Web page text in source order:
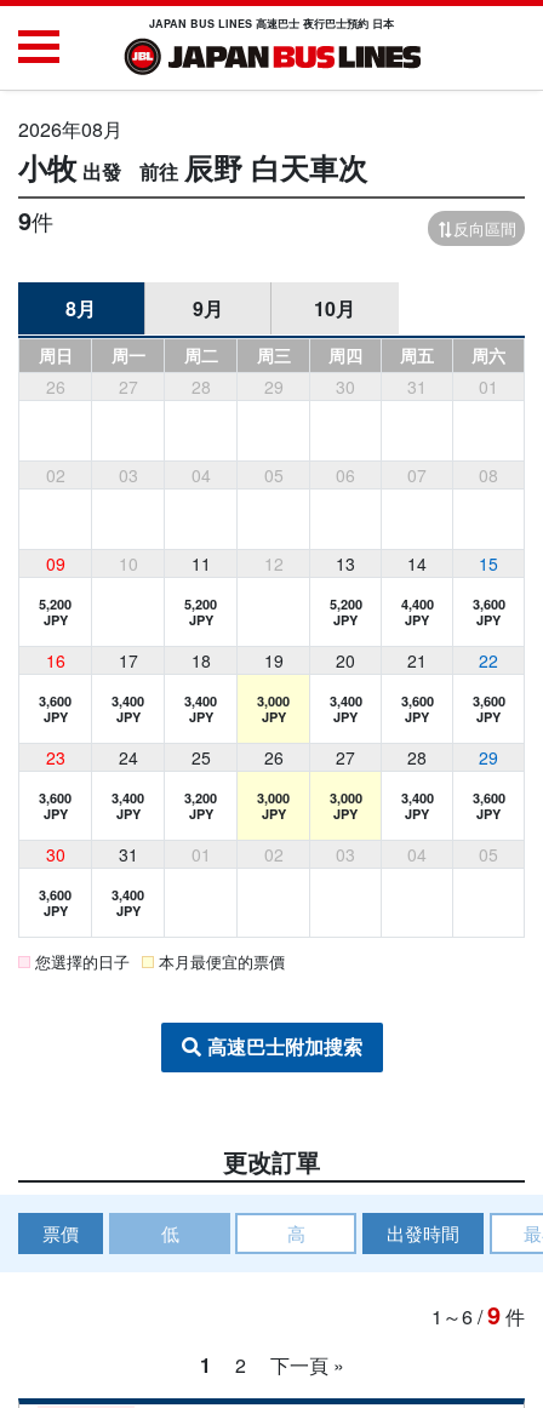
JAPAN BUS LINES 高速巴士 夜行巴士預約 日本
2026年08月
小牧 辰野 白天車次
9件 反向區間
8月 9月 10月
周日 周一 周二 周三 周四 周五
周六
26
27 28 29 30 31 01
02 03 04 05 06 07 08
09 10 11 12 13 14 15
5,200
JPY
5,200
JPY
5,200
JPY
4,400
JPY
3,600
JPY
16 17 18 19 20 21 22
3,600
JPY
3,400
JPY
3,400
JPY
3,000
JPY
3,400
JPY
3,600
JPY
3,600
JPY
23 24 25 26 27 28 29
3,600
JPY
3,400
JPY
3,200
JPY
3,000
JPY
3,000
JPY
3,400
JPY
3,600
JPY
30 31 01 02 03 04 05
3,600
JPY
3,400
JPY
您選擇的日子 本月最便宜的票價
高速巴士附加搜索
更改訂單
票價 低 高 出發時間
1～6/9件
1
2 下一頁 »